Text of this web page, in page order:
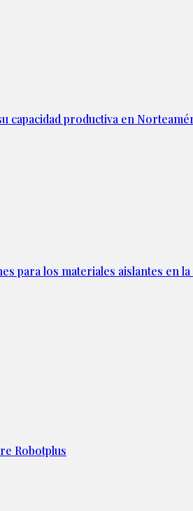
capacidad productiva en
para los materiales aislantes en
Robotplus